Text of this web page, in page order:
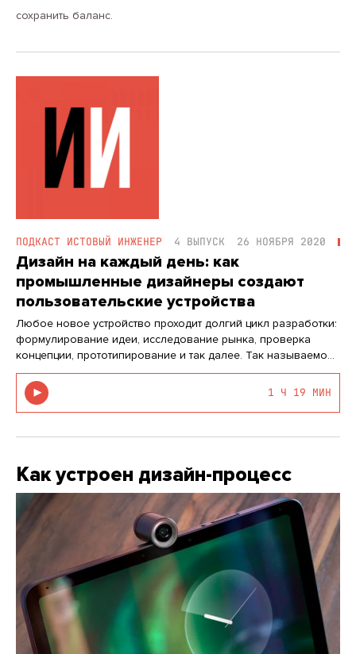
сохранить баланс.
ПОДКАСТ ИСТОВЫЙ ИНЖЕНЕР 4 ВЫПУСК 26 НОЯБРЯ 2020
Дизайн на каждый день: как
промышленные дизайнеры создают
пользовательские устройства
Любое новое устройство проходит долгий цикл разработки:
формулирование идеи, исследование рынка, проверка
концепции, прототипирование и так далее. Так называемой
«зоной смерти» многих стартапов становится стадия
дизайна под производство. Ведь бывает проблематично
уложить все комп…
1 Ч 19 МИН
Как устроен дизайн-процесс